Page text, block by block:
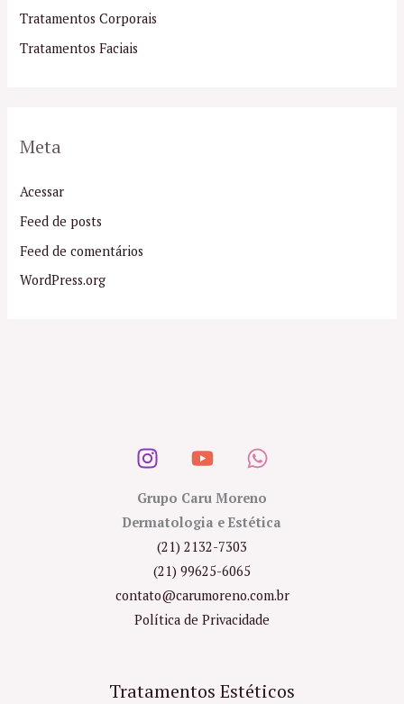
Tratamentos Corporais
Tratamentos Faciais
Meta
Acessar
Feed de posts
Feed de comentários
WordPress.org
Grupo Caru Moreno
Dermatologia e Estética
(21) 2132-7303
(21) 99625-6065
contato@carumoreno.com.br
Política de Privacidade
Tratamentos Estéticos